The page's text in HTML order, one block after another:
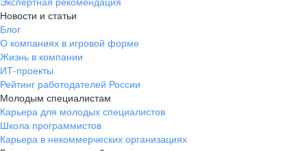
Новости и статьи
Блог
О компаниях в игровой форме
Жизнь в компании
ИТ-проекты
Рейтинг работодателей России
Молодым специалистам
Карьера для молодых специалистов
Школа программистов
Карьера в некоммерческих организациях